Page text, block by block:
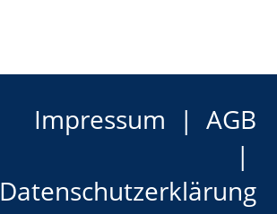
Impressum AGB
Datenschutzerklärung